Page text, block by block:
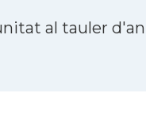
al tauler